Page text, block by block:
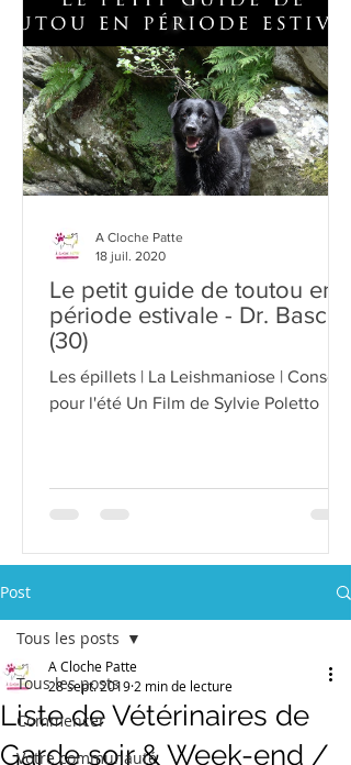
Le petit guide de toutou en
période estivale - Dr. Bascon
(30)
Les épillets | La Leishmaniose | Conseils
pour l'été Un Film de Sylvie Poletto
A Cloche Patte
18 juil. 2020
Post
Tous les posts
Commencer
Votre communauté
Tous les posts
Liste de Vétérinaires de
Garde soir & Week-end /
A Cloche Patte
28 sept. 2019 2 min de lecture